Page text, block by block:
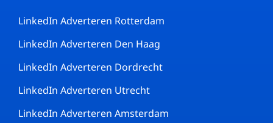
LinkedIn Adverteren Rotterdam
LinkedIn Adverteren Den Haag
LinkedIn Adverteren Dordrecht
LinkedIn Adverteren Utrecht
LinkedIn Adverteren Amsterdam